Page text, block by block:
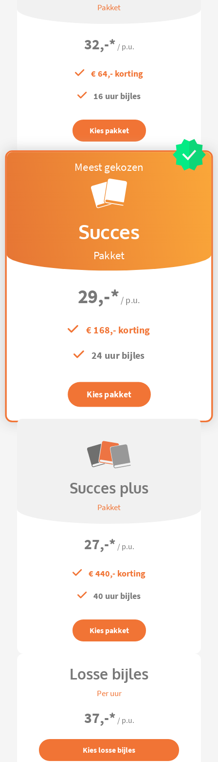
Pakket
32,-* / p.u.
€ 64,- korting
16 uur bijles
Kies pakket
Succes
Pakket
29,-* / p.u.
€ 168,- korting
24 uur bijles
Kies pakket
Succes plus
Pakket
27,-* / p.u.
€ 440,- korting
40 uur bijles
Kies pakket
Losse bijles
Per uur
37,-* / p.u.
Kies losse bijles